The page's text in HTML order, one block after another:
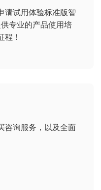
请试用体验标准版智
专业的产品使用培
！
咨询服务，以及全面